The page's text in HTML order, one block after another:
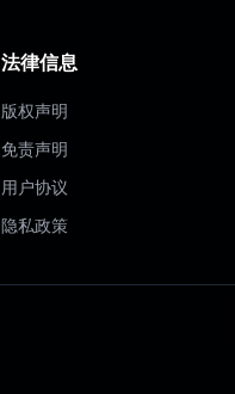
法律信息
版权声明
免责声明
用户协议
隐私政策